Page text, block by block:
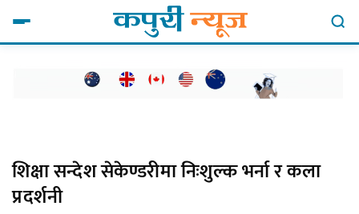
शिक्षा सन्देश सेकेण्डरीमा निःशुल्क भर्ना र कला
प्रदर्शनी